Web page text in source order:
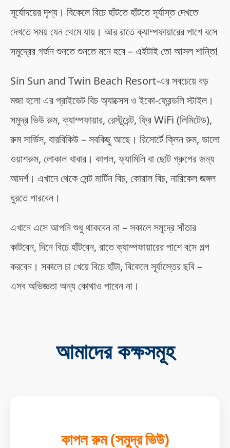
সূর্যোদয়ের দৃশ্য। বিকেলে বিচে হাঁটতে হাঁটতে সূর্যাস্ত দেখতে
দেখতে সময় যেন থেমে যায়। আর রাতে ক্যাম্পফায়ারের পাশে বসে
সমুদ্রের গর্জন শুনতে শুনতে মনে হবে – এইটাই তো আসল শান্তি!
Sin Sun and Twin Beach Resort-এর সবচেয়ে বড়
মজা হলো এর প্রাইভেট বিচ অ্যাক্সেস ও ইকো-ফ্রেন্ডলি স্টাইল।
সমুদ্র ভিউ রুম, ক্যাম্পফায়ার, রেস্টুরেন্ট, ফ্রি WiFi (লিমিটেড),
রুম সার্ভিস, বারবিকিউ – সবকিছু আছে। রিসোর্টে ক্লিন রুম, ভালো
ওয়াশরুম, লোকাল খাবার। কাপল, ফ্যামিলি বা ছোট গ্রুপের জন্য
আদর্শ। এখানে থেকে সেন্ট মার্টিন বিচ, কোরাল বিচ, নারিকেল জঙ্গল
ঘুরতে পারবেন।
এখানে এসে আপনি শুধু থাকবেন না – সকালে সমুদ্রে সাঁতার
কাটবেন, দিনে বিচে হাঁটবেন, রাতে ক্যাম্পফায়ারের পাশে বসে গল্প
করবেন। সকালে চা খেয়ে বিচে হাঁটা, বিকেলে সূর্যাস্তের ছবি –
এসব অভিজ্ঞতা অন্য কোথাও পাবেন না।
আমাদের কক্ষসমূহ
কাপল রুম (সমুদ্র ভিউ)